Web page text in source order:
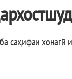
ба саҳифаи хонагӣ